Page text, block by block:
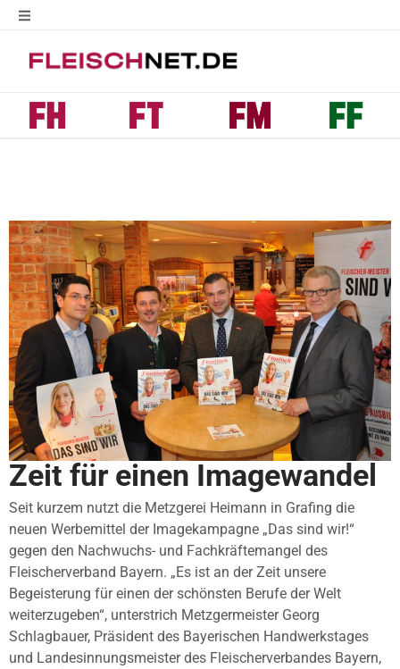
Zeit für einen Imagewandel
Seit kurzem nutzt die Metzgerei Heimann in Grafing die
neuen Werbemittel der Imagekampagne „Das sind wir!“
gegen den Nachwuchs- und Fachkräftemangel des
Fleischerverband Bayern. „Es ist an der Zeit unsere
Begeisterung für einen der schönsten Berufe der Welt
weiterzugeben“, unterstrich Metzgermeister Georg
Schlagbauer, Präsident des Bayerischen Handwerkstages
und Landesinnungsmeister des Fleischerverbandes Bayern,